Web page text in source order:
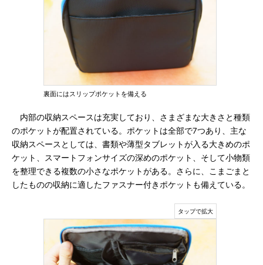
裏面にはスリップポケットを備える
内部の収納スペースは充実しており、さまざまな大きさと種類
のポケットが配置されている。ポケットは全部で7つあり、主な
収納スペースとしては、書類や薄型タブレットが入る大きめのポ
ケット、スマートフォンサイズの深めのポケット、そして小物類
を整理できる複数の小さなポケットがある。さらに、こまごまと
したものの収納に適したファスナー付きポケットも備えている。